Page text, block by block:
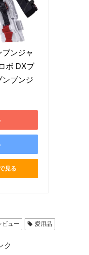
ンジャ
ボ DXブ
ンブンジ
見る
ビュー 愛用品
ク